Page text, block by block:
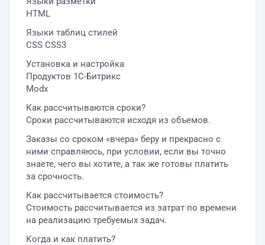
HTML
Языки таблиц стилей
СSS CSS3
Установка и настройка
Продуктов 1C-Битрикс
Modx
Как рассчитываются сроки?
Сроки рассчитываются исходя из объемов.
Заказы со сроком «вчера» беру и прекрасно с
ними справляюсь, при условии, если вы точно
знаете, чего вы хотите, а так же готовы платить
за срочность.
Как рассчитывается стоимость?
Стоимость рассчитывается из затрат по времени
на реализацию требуемых задач.
Когда и как платить?